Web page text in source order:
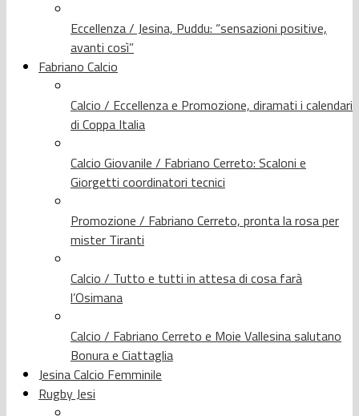
Eccellenza / Jesina, Puddu: “sensazioni positive,
avanti così”
Fabriano Calcio
Calcio / Eccellenza e Promozione, diramati i calendari
di Coppa Italia
Calcio Giovanile / Fabriano Cerreto: Scaloni e
Giorgetti coordinatori tecnici
Promozione / Fabriano Cerreto, pronta la rosa per
mister Tiranti
Calcio / Tutto e tutti in attesa di cosa farà
l’Osimana
Calcio / Fabriano Cerreto e Moie Vallesina salutano
Bonura e Ciattaglia
Jesina Calcio Femminile
Rugby Jesi